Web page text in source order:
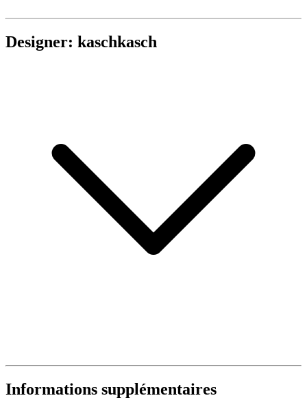
Designer: kaschkasch
Informations supplémentaires